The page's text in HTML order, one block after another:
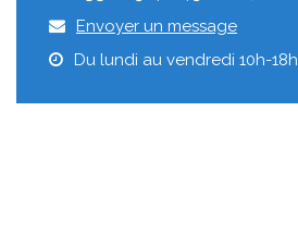
Envoyer un message
Du lundi au vendredi 10h-18h